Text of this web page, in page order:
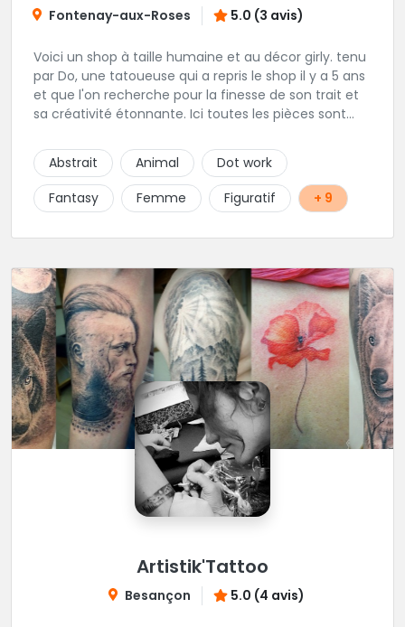
Fontenay-aux-Roses 5.0 (3 avis)
Voici un shop à taille humaine et au décor girly. tenu
par Do, une tatoueuse qui a repris le shop il y a 5 ans
et que l'on recherche pour la finesse de son trait et
sa créativité étonnante. Ici toutes les pièces sont
client. Les séances de tatouage se font en musique
et dans une ambiance décontractée.
Abstrait Animal
Dot work
Fantasy
Femme Figuratif + 9
Artistik'Tattoo
Besançon 5.0 (4 avis)